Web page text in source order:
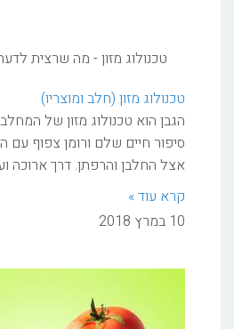
טכנולוג מזון - מה שרצית
טכנולוג מזון (חלב ומוצריו)
הגבן הוא טכנולוג מזון של
סיפור חיים שלם ורומן צפוף עם
אצל החלבן והרפתן. דרך ארוכה
קרא עוד »
10 במרץ 2018